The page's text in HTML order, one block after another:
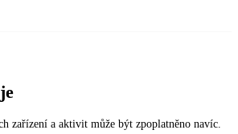
zařízení a aktivit může být zpoplatněno navíc.